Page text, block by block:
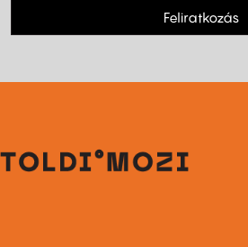
Feliratkozás